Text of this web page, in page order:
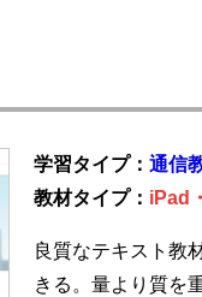
学習タイプ： 通信
教材タイプ： iPad
良質なテキスト教
きる。量より質を